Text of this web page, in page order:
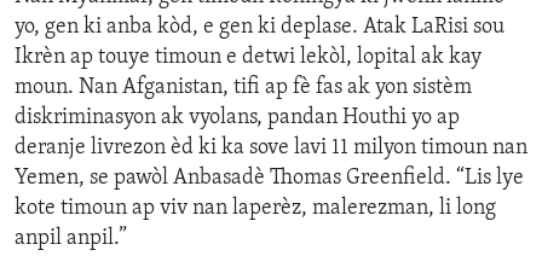
yo, gen ki anba kòd, e gen ki deplase. Atak LaRisi sou
Ikrèn ap touye timoun e detwi lekòl, lopital ak kay
moun. Nan Afganistan, tifi ap fè fas ak yon sistèm
diskriminasyon ak vyolans, pandan Houthi yo ap
deranje livrezon èd ki ka sove lavi 11 milyon timoun nan
Yemen, se pawòl Anbasadè Thomas Greenfield. “Lis lye
kote timoun ap viv nan laperèz, malerezman, li long
anpil anpil.”